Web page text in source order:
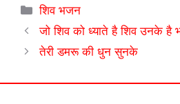
Categories
शिव भजन
जो शिव को ध्याते है शिव उनके है
तेरी डमरू की धुन सुनके